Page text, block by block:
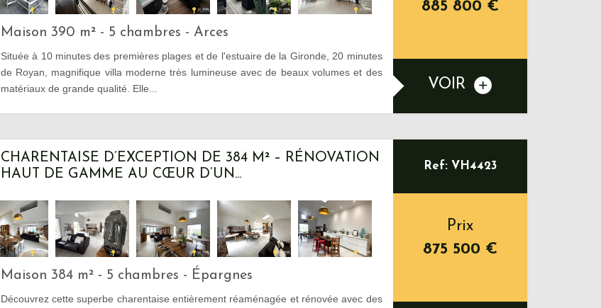
Maison 390 m² - 5 chambres - Arces
Située à 10 minutes des premières plages et de l'estuaire de la Gironde, 20 minutes
de Royan, magnifique villa moderne très lumineuse avec de beaux volumes et des
matériaux de grande qualité. Elle...
885 800 €
VOIR
CHARENTAISE D’EXCEPTION DE 384 M² – RÉNOVATION
HAUT DE GAMME AU CŒUR D’UN...
Maison 384 m² - 5 chambres - Épargnes
Découvrez cette superbe charentaise entièrement réaménagée et rénovée avec des
Ref: VH4423
Prix
875 500 €